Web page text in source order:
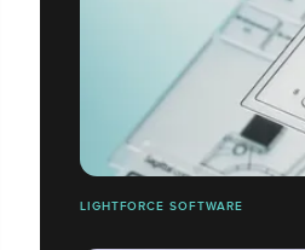
LIGHTFORCE SOFTWARE